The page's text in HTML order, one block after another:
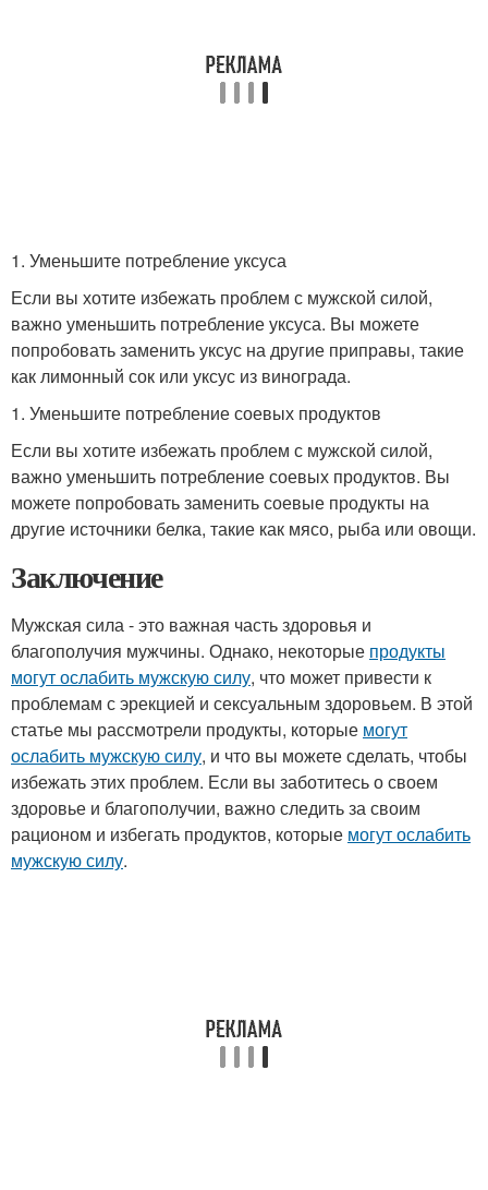
1. Уменьшите потребление уксуса
Если вы хотите избежать проблем с мужской силой,
важно уменьшить потребление уксуса. Вы можете
попробовать заменить уксус на другие приправы, такие
как лимонный сок или уксус из винограда.
1. Уменьшите потребление соевых продуктов
Если вы хотите избежать проблем с мужской силой,
важно уменьшить потребление соевых продуктов. Вы
можете попробовать заменить соевые продукты на
другие источники белка, такие как мясо, рыба или овощи.
Заключение
Мужская сила - это важная часть здоровья и
благополучия мужчины. Однако, некоторые продукты
могут ослабить мужскую силу, что может привести к
проблемам с эрекцией и сексуальным здоровьем. В этой
статье мы рассмотрели продукты, которые могут
ослабить мужскую силу, и что вы можете сделать, чтобы
избежать этих проблем. Если вы заботитесь о своем
здоровье и благополучии, важно следить за своим
рационом и избегать продуктов, которые могут ослабить
мужскую силу.